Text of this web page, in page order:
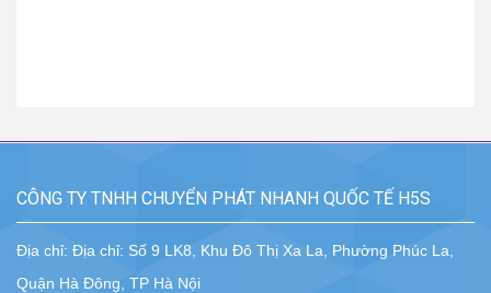
CÔNG TY TNHH CHUYỂN PHÁT NHANH QUỐC TẾ H5S
Địa chỉ: Địa chỉ: Số 9 LK8, Khu Đô Thị Xa La, Phường Phúc La,
Quận Hà Đông, TP Hà Nội